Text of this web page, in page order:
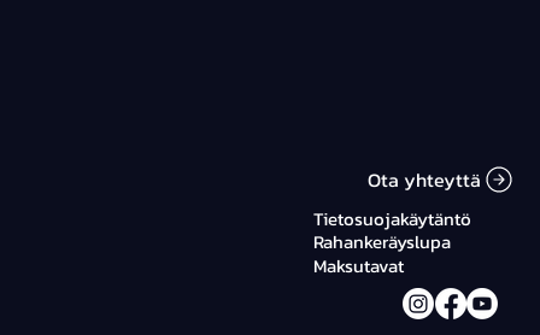
Ota yhteyttä
Tietosuojakäytäntö
Rahankeräyslupa
Maksutavat